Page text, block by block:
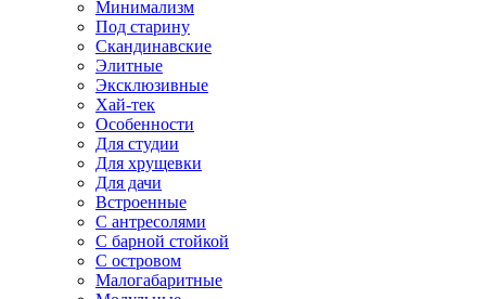
Минимализм
Под старину
Скандинавские
Элитные
Эксклюзивные
Хай-тек
Особенности
Для студии
Для хрущевки
Для дачи
Встроенные
С антресолями
С барной стойкой
С островом
Малогабаритные